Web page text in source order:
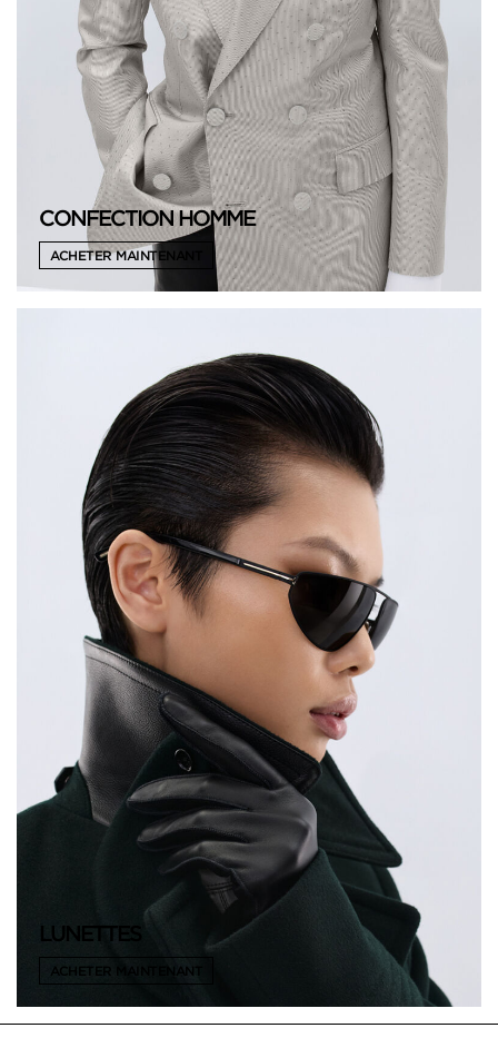
CONFECTION HOMME
ACHETER MAINTENANT
LUNETTES
ACHETER MAINTENANT